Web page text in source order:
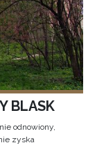
BLASK
odnowiony,
zyska